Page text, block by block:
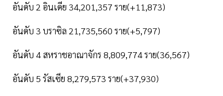
อันดับ 2 อินเดีย 34,201,357 ราย(+11,873)
อันดับ 3 บราซิล 21,735,560 ราย(+5,797)
อันดับ 4 สหราชอาณาจักร 8,809,774 ราย(36,567)
อันดับ 5 รัสเซีย 8,279,573 ราย(+37,930)